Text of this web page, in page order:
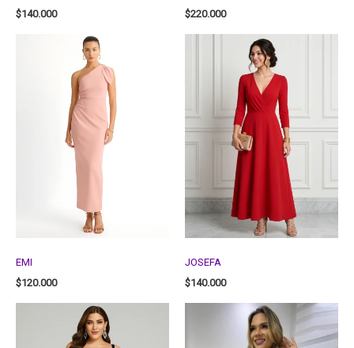
$140.000
$220.000
EMI
$120.000
JOSEFA
$140.000